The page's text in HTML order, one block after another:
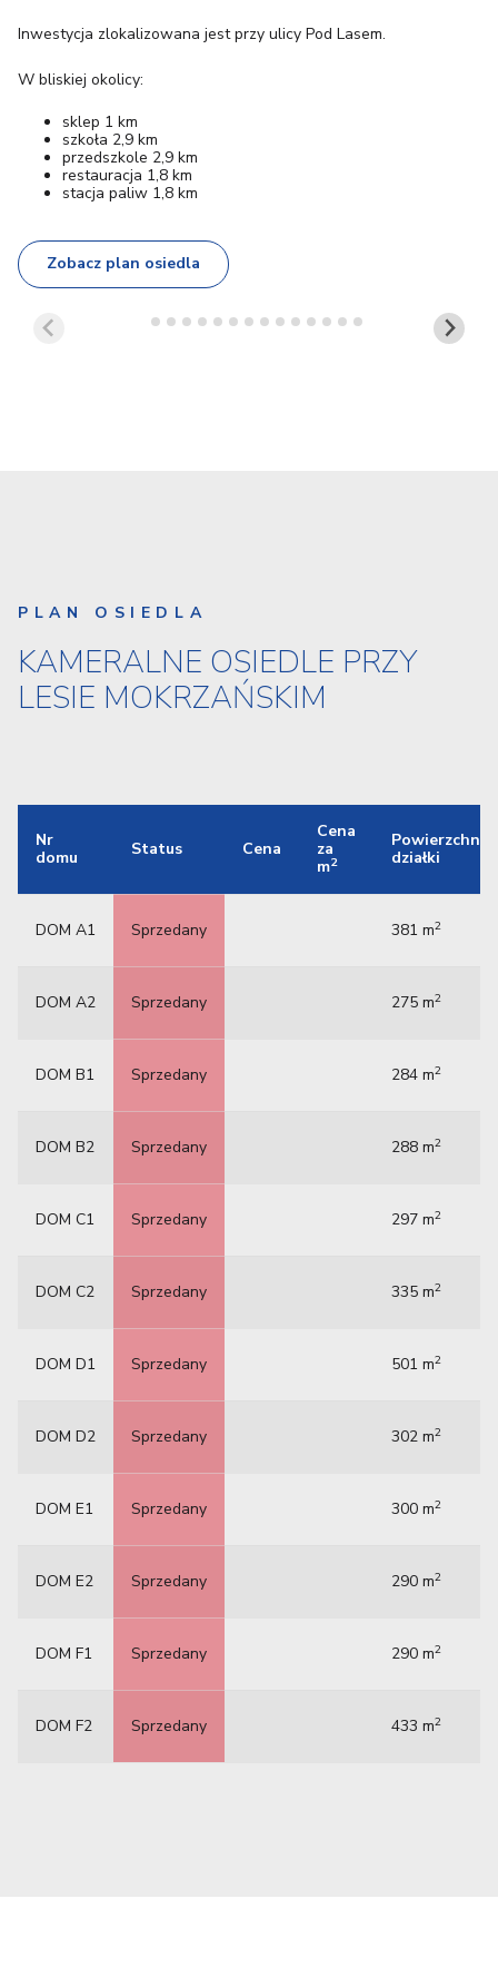
Inwestycja zlokalizowana jest przy ulicy Pod Lasem.
W bliskiej okolicy:
sklep 1 km
szkoła 2,9 km
przedszkole 2,9 km
restauracja 1,8 km
stacja paliw 1,8 km
Zobacz plan osiedla
PLAN OSIEDLA
KAMERALNE OSIEDLE PRZY
LESIE MOKRZAŃSKIM
Nr
domu
Status Cena
Cena
za
m2
Powierzchnia
działki
DOM A1 Sprzedany 381 m2
DOM A2 Sprzedany 275 m2
DOM B1 Sprzedany 284 m2
DOM B2 Sprzedany 288 m2
DOM C1 Sprzedany 297 m2
DOM C2 Sprzedany 335 m2
DOM D1 Sprzedany 501 m2
DOM D2 Sprzedany 302 m2
DOM E1 Sprzedany 300 m2
DOM E2 Sprzedany 290 m2
DOM F1 Sprzedany 290 m2
DOM F2 Sprzedany 433 m2